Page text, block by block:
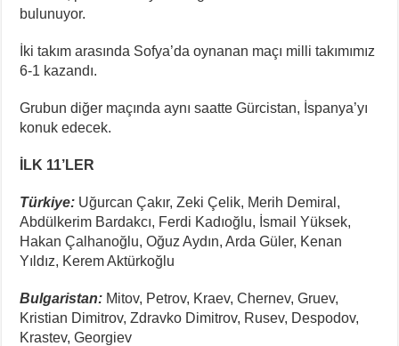
bulunuyor.
İki takım arasında Sofya’da oynanan maçı milli takımımız
6-1 kazandı.
Grubun diğer maçında aynı saatte Gürcistan, İspanya’yı
konuk edecek.
İLK 11’LER
Türkiye: Uğurcan Çakır, Zeki Çelik, Merih Demiral,
Abdülkerim Bardakcı, Ferdi Kadıoğlu, İsmail Yüksek,
Hakan Çalhanoğlu, Oğuz Aydın, Arda Güler, Kenan
Yıldız, Kerem Aktürkoğlu
Bulgaristan: Mitov, Petrov, Kraev, Chernev, Gruev,
Kristian Dimitrov, Zdravko Dimitrov, Rusev, Despodov,
Krastev, Georgiev